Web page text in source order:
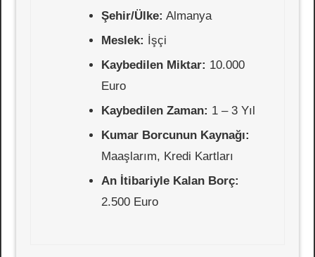
Şehir/Ülke: Almanya
Meslek: İşçi
Kaybedilen Miktar: 10.000
Euro
Kaybedilen Zaman: 1 – 3 Yıl
Kumar Borcunun Kaynağı:
Maaşlarım, Kredi Kartları
An İtibariyle Kalan Borç:
2.500 Euro